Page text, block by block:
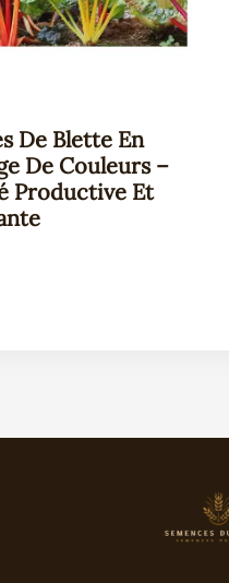
De Blette En
De Couleurs –
Productive Et